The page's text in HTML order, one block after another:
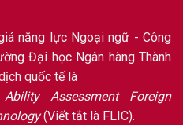
năng lực Ngoại ngữ - Công
Đại học Ngân hàng Thành
quốc tế là
Assessment Foreign
(Viết tắt là FLIC).